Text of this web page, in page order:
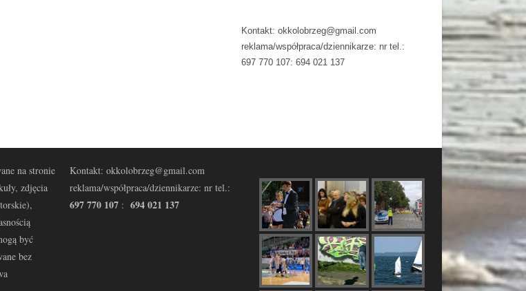
Kontakt: okkolobrzeg@gmail.com
reklama/współpraca/dziennikarze: nr tel.:
697 770 107: 694 021 137
na stronie
zdjęcia
być
bez
Kontakt: okkolobrzeg@gmail.com
reklama/współpraca/dziennikarze: nr tel.:
697 770 107 : 694 021 137